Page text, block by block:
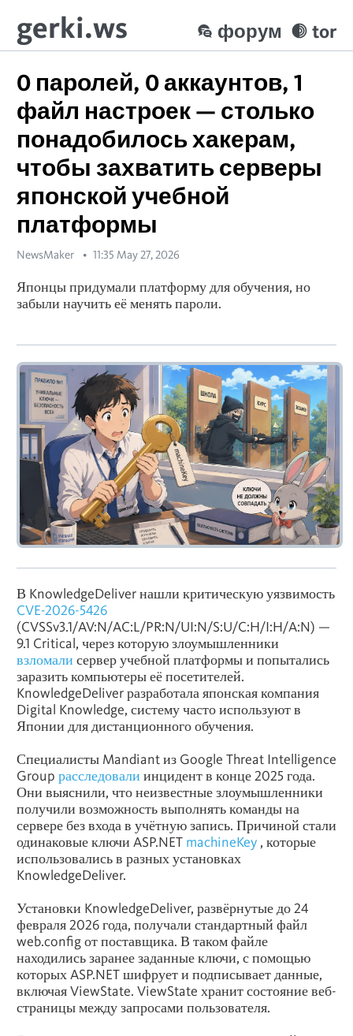
gerki.ws tor
форум
0 паролей, 0 аккаунтов, 1
файл настроек — столько
понадобилось хакерам,
чтобы захватить серверы
японской учебной
платформы
NewsMaker 11:35 May 27, 2026
Японцы придумали платформу для обучения, но
забыли научить её менять пароли.
В KnowledgeDeliver нашли критическую уязвимость
CVE-2026-5426
(CVSSv3.1/AV:N/AC:L/PR:N/UI:N/S:U/C:H/I:H/A:N) —
9.1 Critical, через которую злоумышленники
взломали сервер учебной платформы и попытались
заразить компьютеры её посетителей.
KnowledgeDeliver разработала японская компания
Digital Knowledge, систему часто используют в
Японии для дистанционного обучения.
Специалисты Mandiant из Google Threat Intelligence
Group расследовали инцидент в конце 2025 года.
Они выяснили, что неизвестные злоумышленники
получили возможность выполнять команды на
сервере без входа в учётную запись. Причиной стали
одинаковые ключи ASP.NET machineKey , которые
использовались в разных установках
KnowledgeDeliver.
Установки KnowledgeDeliver, развёрнутые до 24
февраля 2026 года, получали стандартный файл
web.config от поставщика. В таком файле
находились заранее заданные ключи, с помощью
которых ASP.NET шифрует и подписывает данные,
включая ViewState. ViewState хранит состояние веб-
страницы между запросами пользователя.